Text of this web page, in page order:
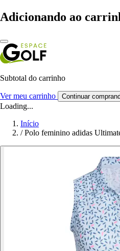
Adicionando ao
Subtotal do carrinho
Ver meu carrinho Continuar
Loading...
Início
/ Polo feminino adidas